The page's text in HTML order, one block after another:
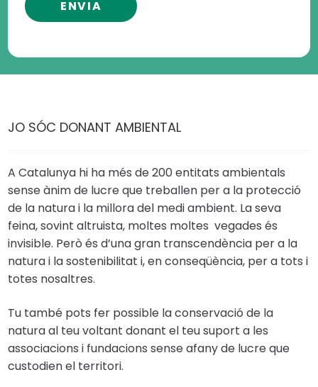
JO SÓC DONANT AMBIENTAL
A Catalunya hi ha més de 200 entitats ambientals
sense ànim de lucre que treballen per a la protecció
de la natura i la millora del medi ambient. La seva
feina, sovint altruista, moltes moltes vegades és
invisible. Però és d’una gran transcendència per a la
natura i la sostenibilitat i, en conseqüència, per a tots i
totes nosaltres.
Tu també pots fer possible la conservació de la
natura al teu voltant donant el teu suport a les
associacions i fundacions sense afany de lucre que
custodien el territori.